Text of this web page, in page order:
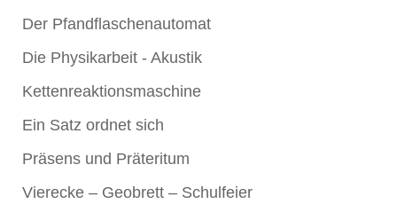
Der Pfandflaschenautomat
Die Physikarbeit - Akustik
Kettenreaktionsmaschine
Ein Satz ordnet sich
Präsens und Präteritum
Vierecke – Geobrett – Schulfeier